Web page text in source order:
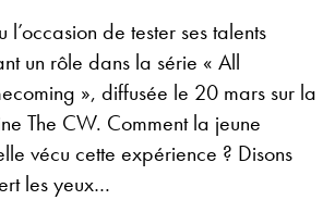
l’occasion de tester ses talents
un rôle dans la série « All
», diffusée le 20 mars sur la
The CW. Comment la jeune
vécu cette expérience ? Disons
les yeux…